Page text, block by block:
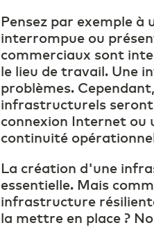
Pensez par exemple
interrompue ou
commerciaux sont
le lieu de travail. Une
problèmes.
infrastructurels seront
connexion Internet ou
continuité
La création d'une
essentielle. Mais
infrastructure
la mettre en place ?